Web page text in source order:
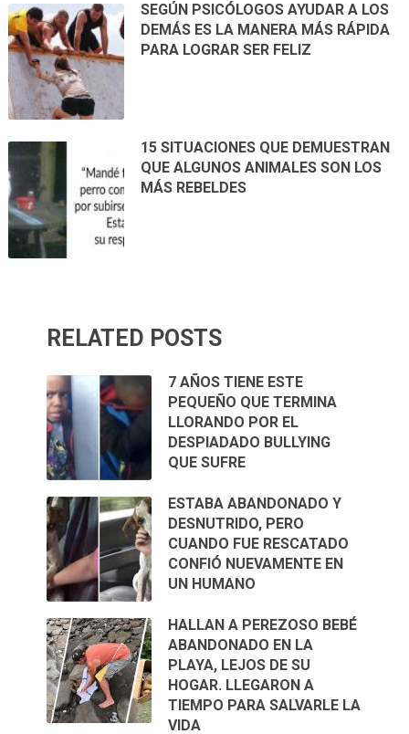
SEGÚN PSICÓLOGOS AYUDAR A LOS
DEMÁS ES LA MANERA MÁS RÁPIDA
PARA LOGRAR SER FELIZ
15 SITUACIONES QUE DEMUESTRAN
QUE ALGUNOS ANIMALES SON LOS
MÁS REBELDES
RELATED POSTS
7 AÑOS TIENE ESTE
PEQUEÑO QUE TERMINA
LLORANDO POR EL
DESPIADADO BULLYING
QUE SUFRE
ESTABA ABANDONADO Y
DESNUTRIDO, PERO
CUANDO FUE RESCATADO
CONFIÓ NUEVAMENTE EN
UN HUMANO
HALLAN A PEREZOSO BEBÉ
ABANDONADO EN LA
PLAYA, LEJOS DE SU
HOGAR. LLEGARON A
TIEMPO PARA SALVARLE LA
VIDA